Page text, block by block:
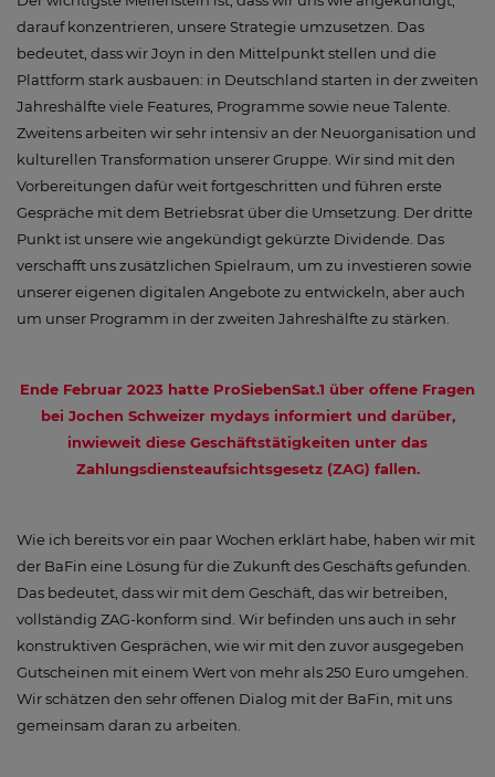
darauf konzentrieren, unsere Strategie umzusetzen. Das
bedeutet, dass wir Joyn in den Mittelpunkt stellen und die
Plattform stark ausbauen: in Deutschland starten in der zweiten
Jahreshälfte viele Features, Programme sowie neue Talente.
Zweitens arbeiten wir sehr intensiv an der Neuorganisation und
kulturellen Transformation unserer Gruppe. Wir sind mit den
Vorbereitungen dafür weit fortgeschritten und führen erste
Gespräche mit dem Betriebsrat über die Umsetzung. Der dritte
Punkt ist unsere wie angekündigt gekürzte Dividende. Das
verschafft uns zusätzlichen Spielraum, um zu investieren sowie
unserer eigenen digitalen Angebote zu entwickeln, aber auch
um unser Programm in der zweiten Jahreshälfte zu stärken.
Ende Februar 2023 hatte ProSiebenSat.1 über offene Fragen
bei Jochen Schweizer mydays informiert und darüber,
inwieweit diese Geschäftstätigkeiten unter das
Zahlungsdiensteaufsichtsgesetz (ZAG) fallen.
Wie ich bereits vor ein paar Wochen erklärt habe, haben wir mit
der BaFin eine Lösung für die Zukunft des Geschäfts gefunden.
Das bedeutet, dass wir mit dem Geschäft, das wir betreiben,
vollständig ZAG-konform sind. Wir befinden uns auch in sehr
konstruktiven Gesprächen, wie wir mit den zuvor ausgegeben
Gutscheinen mit einem Wert von mehr als 250 Euro umgehen.
Wir schätzen den sehr offenen Dialog mit der BaFin, mit uns
gemeinsam daran zu arbeiten.